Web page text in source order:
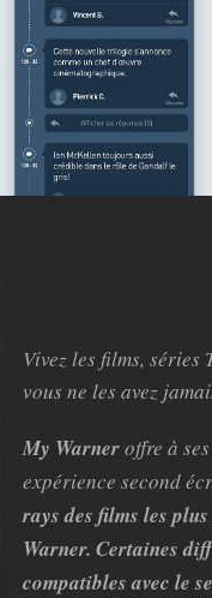
Vivez les films, séries
vous ne les avez
My Warneroffre à
expérience second
rays des films les
Warner. Certaines
compatibles avec le